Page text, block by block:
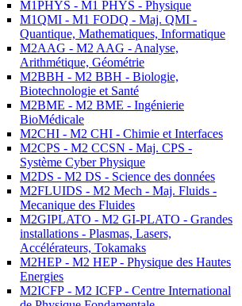
M1PHYS - M1 PHYS - Physique
M1QMI - M1 FODQ - Maj. QMI -
Quantique, Mathematiques, Informatique
M2AAG - M2 AAG - Analyse,
Arithmétique, Géométrie
M2BBH - M2 BBH - Biologie,
Biotechnologie et Santé
M2BME - M2 BME - Ingénierie
BioMédicale
M2CHI - M2 CHI - Chimie et Interfaces
M2CPS - M2 CCSN - Maj. CPS -
Système Cyber Physique
M2DS - M2 DS - Science des données
M2FLUIDS - M2 Mech - Maj. Fluids -
Mecanique des Fluides
M2GIPLATO - M2 GI-PLATO - Grandes
installations - Plasmas, Lasers,
Accélérateurs, Tokamaks
M2HEP - M2 HEP - Physique des Hautes
Energies
M2ICFP - M2 ICFP - Centre International